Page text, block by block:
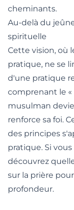
cheminants.
Au-delà du
spirituelle
Cette vision, où
pratique, ne se
d'une pratique
comprenant le «
musulman
renforce sa foi.
des principes
pratique. Si
découvrez
sur la prière
profondeur.